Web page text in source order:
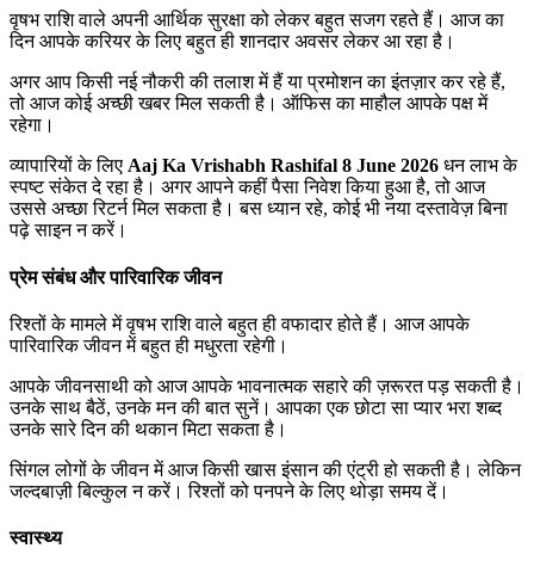
वृषभ राशि वाले अपनी आर्थिक सुरक्षा को लेकर बहुत सजग रहते हैं। आज का
दिन आपके करियर के लिए बहुत ही शानदार अवसर लेकर आ रहा है।
अगर आप किसी नई नौकरी की तलाश में हैं या प्रमोशन का इंतज़ार कर रहे हैं,
तो आज कोई अच्छी खबर मिल सकती है। ऑफिस का माहौल आपके पक्ष में
रहेगा।
व्यापारियों के लिए Aaj Ka Vrishabh Rashifal 8 June 2026 धन लाभ के
स्पष्ट संकेत दे रहा है। अगर आपने कहीं पैसा निवेश किया हुआ है, तो आज
उससे अच्छा रिटर्न मिल सकता है। बस ध्यान रहे, कोई भी नया दस्तावेज़ बिना
पढ़े साइन न करें।
प्रेम संबंध और पारिवारिक जीवन
रिश्तों के मामले में वृषभ राशि वाले बहुत ही वफादार होते हैं। आज आपके
पारिवारिक जीवन में बहुत ही मधुरता रहेगी।
आपके जीवनसाथी को आज आपके भावनात्मक सहारे की ज़रूरत पड़ सकती है।
उनके साथ बैठें, उनके मन की बात सुनें। आपका एक छोटा सा प्यार भरा शब्द
उनके सारे दिन की थकान मिटा सकता है।
सिंगल लोगों के जीवन में आज किसी खास इंसान की एंट्री हो सकती है। लेकिन
जल्दबाज़ी बिल्कुल न करें। रिश्तों को पनपने के लिए थोड़ा समय दें।
स्वास्थ्य